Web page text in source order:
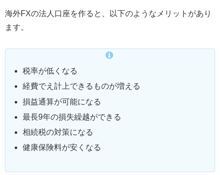
海外FXの法人口座を作ると、以下のようなメリットがあり
ます。
税率が低くなる
経費でえ計上できるものが増える
損益通算が可能になる
最長9年の損失繰越ができる
相続税の対策になる
健康保険料が安くなる